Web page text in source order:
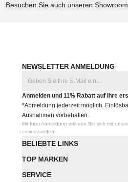
Besuchen Sie auch unseren Showroom
BELIEBTE LINKS
TOP MARKEN
SERVICE
NEWSLETTER ANMELDUNG
Anmelden und 11% Rabatt auf Ihre
*Abmeldung jederzeit möglich.
Ausnahmen vorbehalten.
Mit Ihrer Anmeldung erklären Sie sich mit
einverstanden.